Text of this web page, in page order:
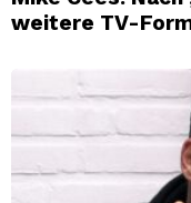
weitere TV-